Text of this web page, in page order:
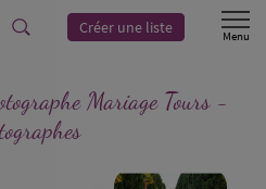
Créer une liste
Mariage Tours -